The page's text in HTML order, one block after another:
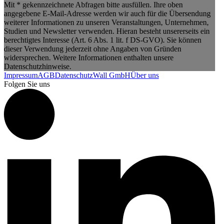
Mit * gekennzeichnete Abfragen bitte ausfüllen. Ihre oben
angegebene E-Mail-Adresse werden wir auch für die Übersendung
weiterer Informationen zu unseren Veranstaltungen, Unternehmen,
Studien und Newsletter verwenden. Hieran besteht unsererseits ein
berechtigtes Interesse (Art. 6 Abs. 1 lit. f DS-GVO). Sie können
dieser Verwendung jederzeit ohne Angaben von Gründen
widersprechen. Weitere Informationen enthalten unsere
Datenschutzhinweise.
ImpressumAGBDatenschutzWall GmbHÜber uns
Folgen Sie uns